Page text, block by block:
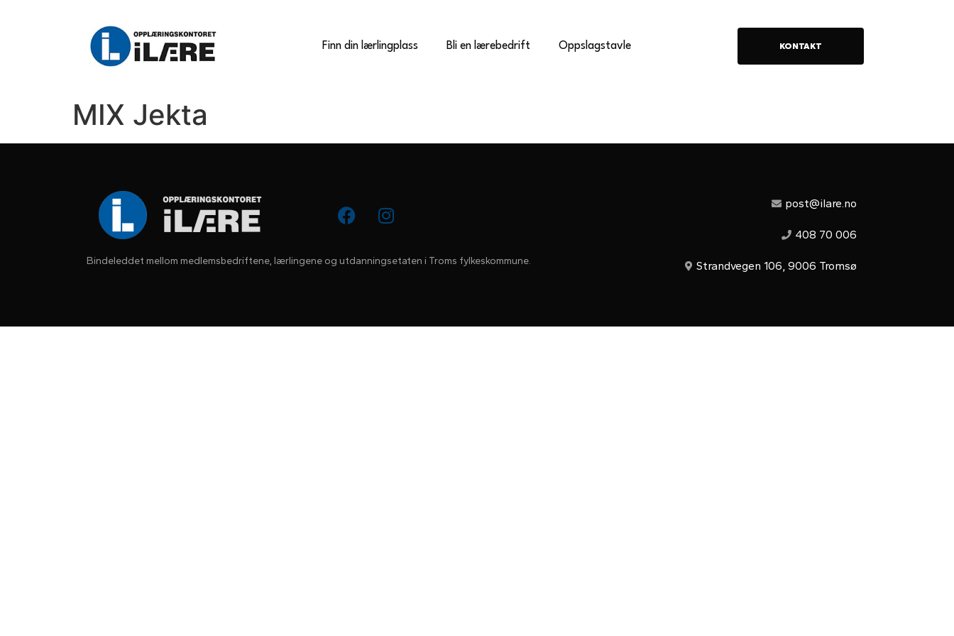
Finn din lærlingplass Bli en lærebedrift Oppslagstavle KONTAKT
MIX Jekta
Bindeleddet mellom medlemsbedriftene, lærlingene og utdanningsetaten i Troms fylkeskommune.
post@ilare.no
408 70 006
Strandvegen 106, 9006 Tromsø